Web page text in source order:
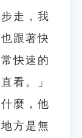
走，我
跟著快
快速的
看。」
麼，他
方是無